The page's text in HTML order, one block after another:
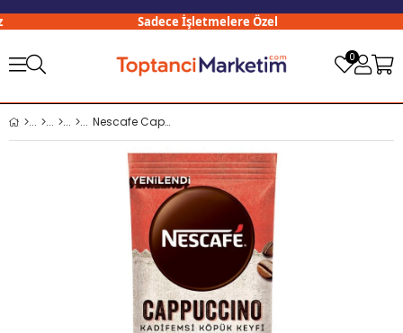
Sadece İşletmelere Özel
0
Nescafe Cappuccino 14 Gr x24 lü Paket